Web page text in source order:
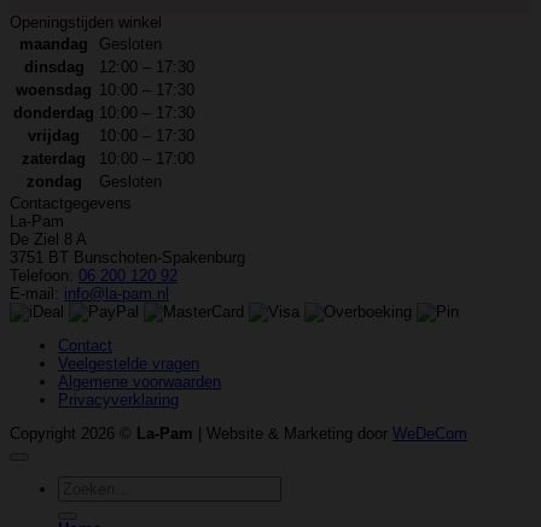
Openingstijden winkel
maandag
Gesloten
dinsdag
12:00 – 17:30
woensdag 10:00 – 17:30
donderdag 10:00 – 17:30
vrijdag
10:00 – 17:30
zaterdag
10:00 – 17:00
zondag
Gesloten
Contactgegevens
La-Pam
De Ziel 8 A
3751 BT Bunschoten-Spakenburg
Telefoon: 06 200 120 92
E-mail: info@la-pam.nl
Contact
Veelgestelde vragen
Algemene voorwaarden
Privacyverklaring
Copyright 2026 © La-Pam | Website & Marketing door WeDeCom